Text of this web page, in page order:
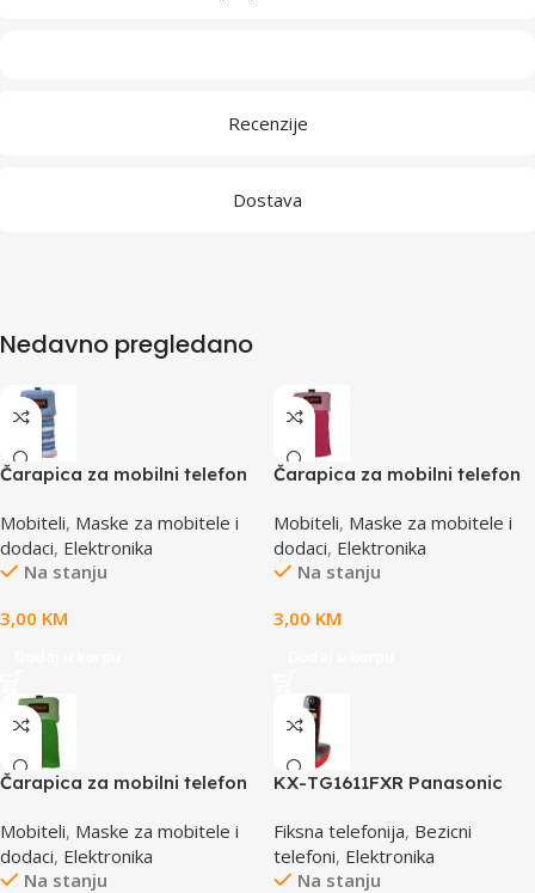
Recenzije
Dostava
Nedavno pregledano
Čarapica za mobilni telefon
65x100mm
Mobiteli, Maske za mobitele i
dodaci, Elektronika
Na stanju
3,00 KM
Čarapica za mobilni telefon
65x100mm
Mobiteli, Maske za mobitele i
dodaci, Elektronika
Na stanju
3,00 KM
Čarapica za mobilni telefon
65x100mm
Mobiteli, Maske za mobitele i
dodaci, Elektronika
Na stanju
KX-TG1611FXR Panasonic
CID
Fiksna telefonija, Bezicni
telefoni, Elektronika
Na stanju